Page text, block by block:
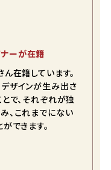
ーが在籍
在籍しています。
ザインが生み出さ
で、それぞれが独
、これまでにない
できます。